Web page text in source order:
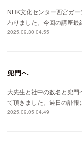
NHK文化センター西宮ガ
わりました。今回の講座
2025.09.30 04:55
兜門へ
大先生と社中の数名と兜
て頂きました。過日の訃
2025.09.05 04:49